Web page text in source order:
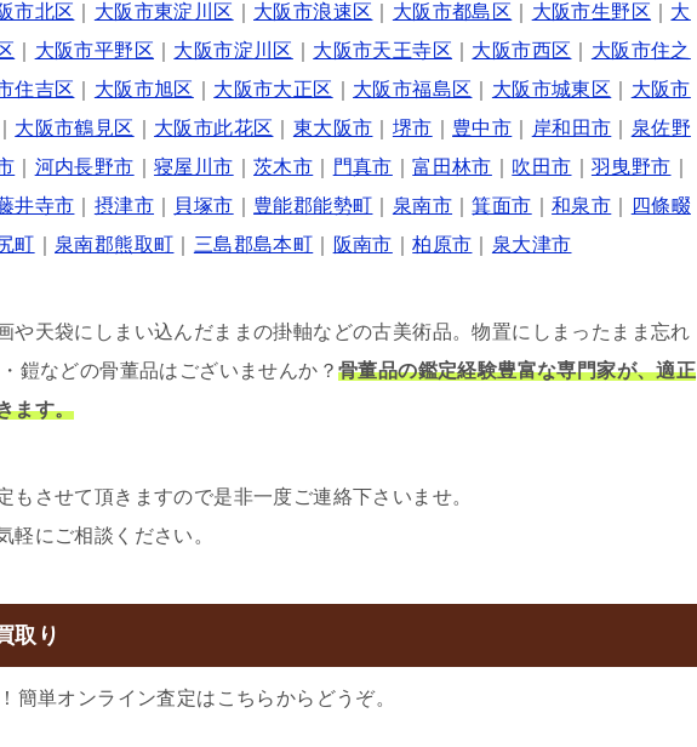
市北区 大阪市東淀川区 大阪市浪速区 大阪市都島区 大阪市生野区
大
大阪市平野区 大阪市淀川区 大阪市天王寺区 大阪市西区
大阪市住之
住吉区 大阪市旭区 大阪市大正区 大阪市福島区 大阪市城東区
大阪市
大阪市鶴見区 大阪市此花区 東大阪市 堺市 豊中市 岸和田市
泉佐野
河内長野市 ｜寝屋川市 ｜茨木市 門真市 ｜富田林市 吹田市 羽曳野市
井寺市 摂津市 貝塚市 豊能郡能勢町 泉南市 ｜箕面市 ｜和泉市
四條畷
町 泉南郡熊取町 三島郡島本町 阪南市 ｜柏原市 泉大津市
や天袋にしまい込んだままの掛軸などの古美術品。物置にしまったまま忘れ
鎧などの骨董品はございませんか？ 骨董品の鑑定経験豊富な専門家が、適正
ます。
もさせて頂きますので是非一度ご連絡下さいませ。
にご相談ください。
取り
簡単オンライン査定はこちらからどうぞ。